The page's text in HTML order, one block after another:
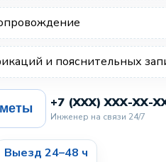
и пояснительных
+7 (XXX) XXX-XX-
Инженер на связи 24/7
Выезд 24–48 ч